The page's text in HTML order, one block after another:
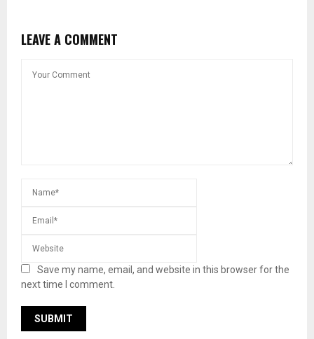
LEAVE A COMMENT
Save my name, email, and website in this browser for the
next time I comment.